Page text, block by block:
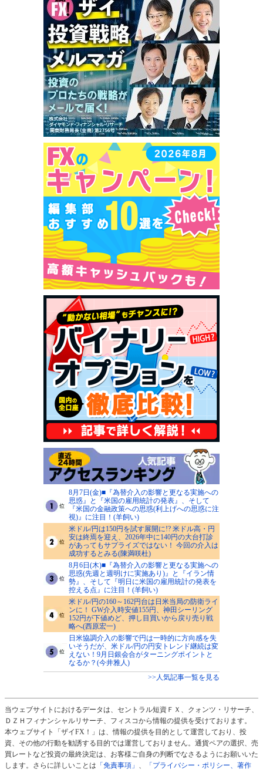
8月7日(金)■『為替介入の影響と更なる実施への
思惑』と『米国の雇用統計の発表』、そして
『米国の金融政策への思惑(利上げへの思惑に注
視)』に注目！(羊飼い)
米ドル/円は150円を試す展開に!? 米ドル高・円
安は終焉を迎え、2026年中に140円の大台打診
があってもサプライズではない！ 今回の介入は
成功するとみる(陳満咲杜)
8月6日(木)■『為替介入の影響と更なる実施への
思惑(先週と週明けに実施あり)』と『イラン情
勢』、そして『明日に米国の雇用統計の発表を
控える点』に注目！(羊飼い)
米ドル/円の160～162円台は日米当局の防衛ライ
ンに！ GW介入時安値155円、神田シーリング
152円が下値めど、押し目買いから戻り売り戦
略へ(西原宏一)
日米協調介入の影響で円は一時的に方向感を失
いそうだが、米ドル/円の円安トレンド継続は変
えない！9月日銀会合がターニングポイントと
なるか？(今井雅人)
>>人気記事一覧を見る
当ウェブサイトにおけるデータは、セントラル短資ＦＸ、クォンツ・リサーチ、
ＤＺＨフィナンシャルリサーチ、フィスコから情報の提供を受けております。
本ウェブサイト「ザイFX！」は、情報の提供を目的として運営しており、投
資、その他の行動を勧誘する目的では運営しておりません。通貨ペアの選択、売
買レートなど投資の最終決定は、お客様ご自身の判断でなさるようにお願いいた
します。さらに詳しいことは 「免責事項」
「プライバシー・ポリシー、著作